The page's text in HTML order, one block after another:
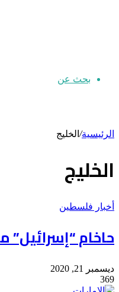
بحث عن
الرئيسية/ الخليج
الخليج
أخبار فلسطين
حاخام
ديسمبر 21, 2020
369